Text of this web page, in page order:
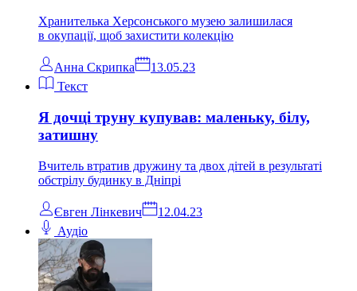
Хранителька Херсонського музею залишилася
в окупації, щоб захистити колекцію
Анна Скрипка
13.05.23
Текст
Я дочці труну купував: маленьку, білу,
затишну
Вчитель втратив дружину та двох дітей в результаті
обстрілу будинку в Дніпрі
Євген Лінкевич
12.04.23
Аудіо